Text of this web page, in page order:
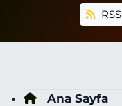
RSS
Ana Sayfa